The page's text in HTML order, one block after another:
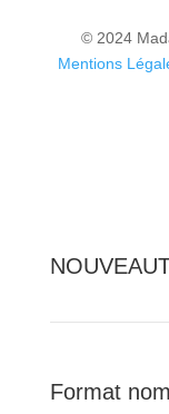
© 2024
Mentions
Format